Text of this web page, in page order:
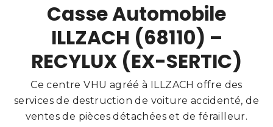
Casse Automobile
ILLZACH (68110) –
RECYLUX (EX-SERTIC)
Ce centre VHU agréé à ILLZACH offre des
services de destruction de voiture accidenté, de
ventes de pièces détachées et de férailleur.